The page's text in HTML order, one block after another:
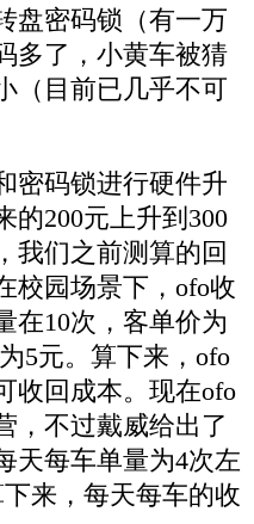
盘密码锁（有一万
多了，小黄车被猜
（目前已几乎不可
密码锁进行硬件升
的200元上升到300
我们之前测算的回
校园场景下，ofo收
在10次，客单价为
5元。算下来，ofo
收回成本。现在ofo
，不过戴威给出了
天每车单量为4次左
来，每天每车的收